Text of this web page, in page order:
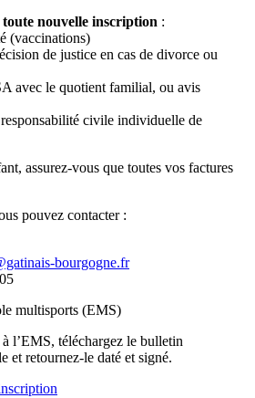
nouvelle inscription :
(vaccinations)
de justice en cas de divorce ou
avec le quotient familial, ou avis
responsabilité civile individuelle de
assurez-vous que toutes vos factures
pouvez contacter :
bourgogne.fr
multisports (EMS)
l’EMS, téléchargez le bulletin
et retournez-le daté et signé.